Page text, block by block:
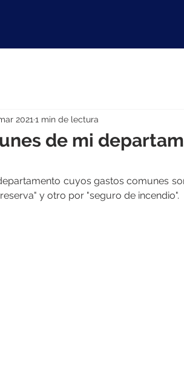
de mi
2021 1 min de lectura
cuyos gastos comunes
y otro por "seguro de incendio".